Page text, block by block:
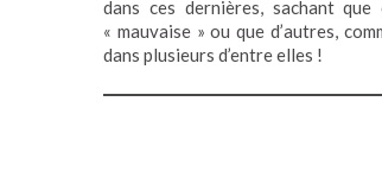
dans ces dernières, sachant
« mauvaise » ou que d’autres,
dans plusieurs d’entre elles !